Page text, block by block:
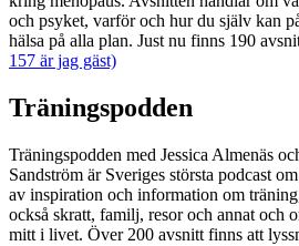
och psyket, varför och hur du själv kan
hälsa på alla plan. Just nu finns 190
157 är jag gäst)
Träningspodden
Träningspodden med Jessica Almenäs
Sandström är Sveriges största podcast
av inspiration och information om
också skratt, familj, resor och annat och
mitt i livet. Över 200 avsnitt finns att